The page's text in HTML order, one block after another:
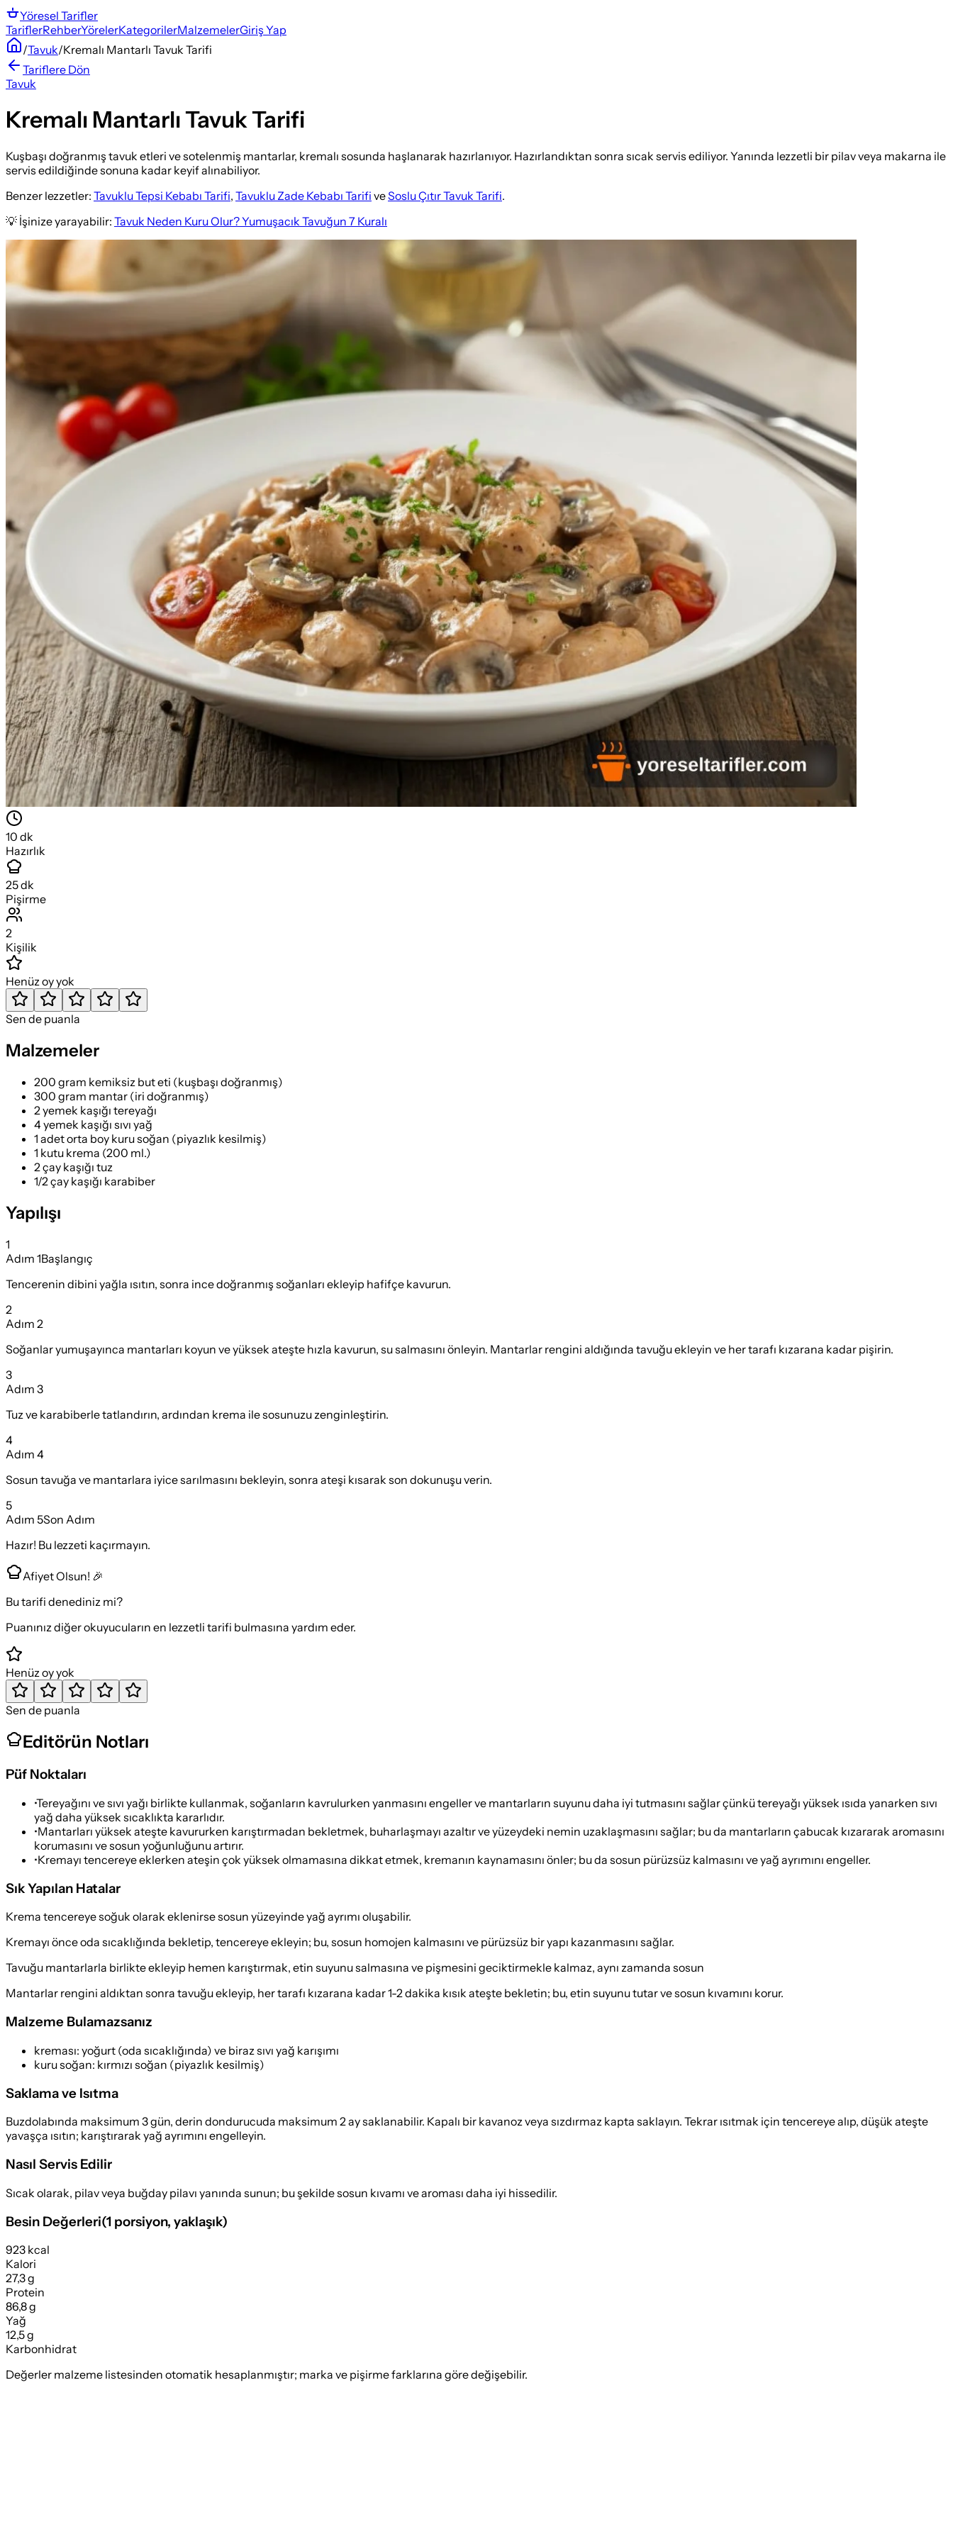
Yöresel Tarifler
TariflerRehberYörelerKategorilerMalzemelerGiriş Yap
/Tavuk/Kremalı Mantarlı Tavuk Tarifi
Tariflere Dön
Tavuk
Kremalı Mantarlı Tavuk Tarifi
Kuşbaşı doğranmış tavuk etleri ve sotelenmiş mantarlar, kremalı sosunda haşlanarak hazırlanıyor. Hazırlandıktan sonra sıcak servis ediliyor. Yanında lezzetli bir pilav veya makarna ile
servis edildiğinde sonuna kadar keyif alınabiliyor.
Benzer lezzetler: Tavuklu Tepsi Kebabı Tarifi, Tavuklu Zade Kebabı Tarifi veSoslu Çıtır Tavuk Tarifi.
💡 İşinize yarayabilir: Tavuk Neden Kuru Olur? Yumuşacık Tavuğun 7 Kuralı
10 dk
Hazırlık
25dk
Pişirme
2
Kişilik
Henüz oy yok
Sen de puanla
Malzemeler
200 gram kemiksiz but eti (kuşbaşı doğranmış)
300 gram mantar (iri doğranmış)
2 yemek kaşığı tereyağı
4 yemek kaşığı sıvı yağ
1 adet orta boy kuru soğan (piyazlık kesilmiş)
1 kutu krema (200 ml.)
2 çay kaşığı tuz
1/2 çay kaşığı karabiber
Yapılışı
1
Adım 1Başlangıç
Tencerenin dibini yağla ısıtın, sonra ince doğranmış soğanları ekleyip hafifçe kavurun.
2
Adım 2
Soğanlar yumuşayınca mantarları koyun ve yüksek ateşte hızla kavurun, su salmasını önleyin. Mantarlar rengini aldığında tavuğu ekleyin ve her tarafı kızarana kadar pişirin.
3
Adım 3
Tuz ve karabiberle tatlandırın, ardından krema ile sosunuzu zenginleştirin.
4
Adım 4
Sosun tavuğa ve mantarlara iyice sarılmasını bekleyin, sonra ateşi kısarak son dokunuşu verin.
5
Adım 5Son Adım
Hazır! Bu lezzeti kaçırmayın.
Afiyet Olsun! 🎉
Bu tarifi denediniz mi?
Puanınız diğer okuyucuların en lezzetli tarifi bulmasına yardım eder.
Henüz oy yok
Sen de puanla
Editörün Notları
Püf Noktaları
•Tereyağını ve sıvı yağı birlikte kullanmak, soğanların kavrulurken yanmasını engeller ve mantarların suyunu daha iyi tutmasını sağlar çünkü tereyağı yüksek ısıda yanarken sıvı
yağ daha yüksek sıcaklıkta kararlıdır.
•Mantarları yüksek ateşte kavururken karıştırmadan bekletmek, buharlaşmayı azaltır ve yüzeydeki nemin uzaklaşmasını sağlar; bu da mantarların çabucak kızararak aromasını
korumasını ve sosun yoğunluğunu artırır.
•Kremayı tencereye eklerken ateşin çok yüksek olmamasına dikkat etmek, kremanın kaynamasını önler; bu da sosun pürüzsüz kalmasını ve yağ ayrımını engeller.
Sık Yapılan Hatalar
Krema tencereye soğuk olarak eklenirse sosun yüzeyinde yağ ayrımı oluşabilir.
Kremayı önce oda sıcaklığında bekletip, tencereye ekleyin; bu, sosun homojen kalmasını ve pürüzsüz bir yapı kazanmasını sağlar.
Tavuğu mantarlarla birlikte ekleyip hemen karıştırmak, etin suyunu salmasına ve pişmesini geciktirmekle kalmaz, aynı zamanda sosun
Mantarlar rengini aldıktan sonra tavuğu ekleyip, her tarafı kızarana kadar 1-2 dakika kısık ateşte bekletin; bu, etin suyunu tutar ve sosun kıvamını korur.
Malzeme Bulamazsanız
kreması: yoğurt (oda sıcaklığında) ve biraz sıvı yağ karışımı
kuru soğan: kırmızı soğan (piyazlık kesilmiş)
Saklama ve Isıtma
Buzdolabında maksimum 3 gün, derin dondurucuda maksimum 2 ay saklanabilir. Kapalı bir kavanoz veya sızdırmaz kapta saklayın. Tekrar ısıtmak için tencereye alıp, düşük ateşte
yavaşça ısıtın; karıştırarak yağ ayrımını engelleyin.
Nasıl Servis Edilir
Sıcak olarak, pilav veya buğday pilavı yanında sunun; bu şekilde sosun kıvamı ve aroması daha iyi hissedilir.
Besin Değerleri(1 porsiyon, yaklaşık)
923 kcal
Kalori
27,3 g
Protein
86,8 g
Yağ
12,5 g
Karbonhidrat
Değerler malzeme listesinden otomatik hesaplanmıştır; marka ve pişirme farklarına göre değişebilir.